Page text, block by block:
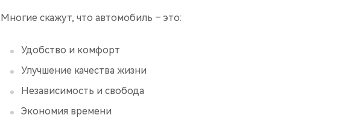
Многие скажут, что автомобиль – это:
Удобство и комфорт
Улучшение качества жизни
Независимость и свобода
Экономия времени